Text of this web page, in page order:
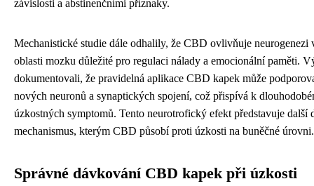
závislosti a abstinenčními příznaky.
Mechanistické studie dále odhalily, že CBD ovlivňuje neurogenezi
oblasti mozku důležité pro regulaci nálady a emocionální paměti.
dokumentovali, že pravidelná aplikace CBD kapek může
nových neuronů a synaptických spojení, což přispívá k
úzkostných symptomů. Tento neurotrofický efekt představuje další
mechanismus, kterým CBD působí proti úzkosti na buněčné úrovni.
Správné dávkování CBD kapek při úzkosti